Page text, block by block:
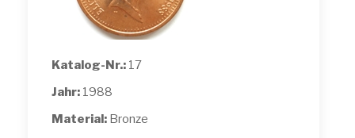
Katalog-Nr.: 17
Jahr: 1988
Material: Bronze